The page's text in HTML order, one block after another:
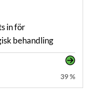
in för
behandling
39 %